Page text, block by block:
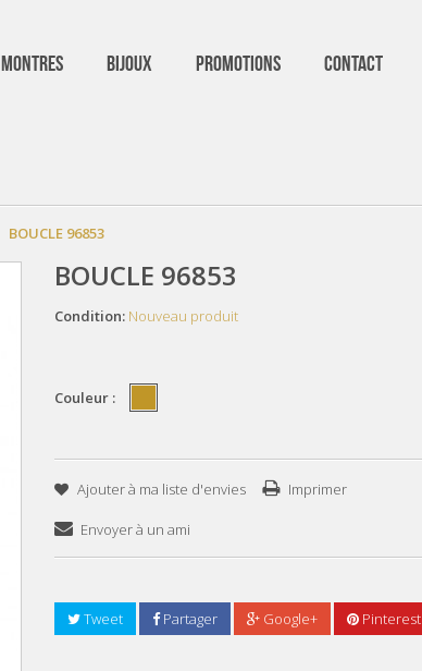
MONTRES BIJOUX PROMOTIONS CONTACT
BOUCLE 96853
BOUCLE 96853
Condition: Nouveau produit
Couleur :
Ajouter à ma liste d'envies Imprimer
Envoyer à un ami
Tweet Partager Google+ Pinterest